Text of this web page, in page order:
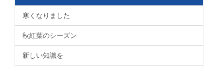
寒くなりました
秋紅葉のシーズン
新しい知識を